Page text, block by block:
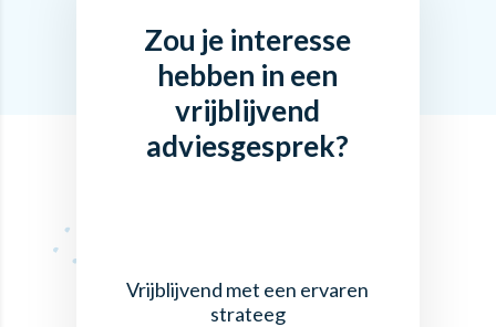
Zou je interesse
hebben in een
vrijblijvend
adviesgesprek?
Vrijblijvend met een ervaren
strateeg